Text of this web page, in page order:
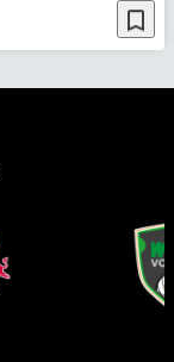
bookmark_border